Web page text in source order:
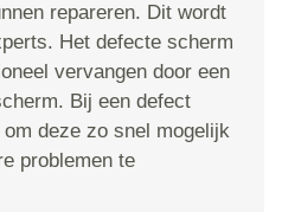
repareren. Dit wordt
Het defecte scherm
vervangen door een
Bij een defect
deze zo snel mogelijk
problemen te